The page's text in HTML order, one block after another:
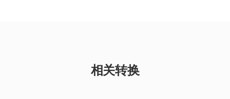
相关转换